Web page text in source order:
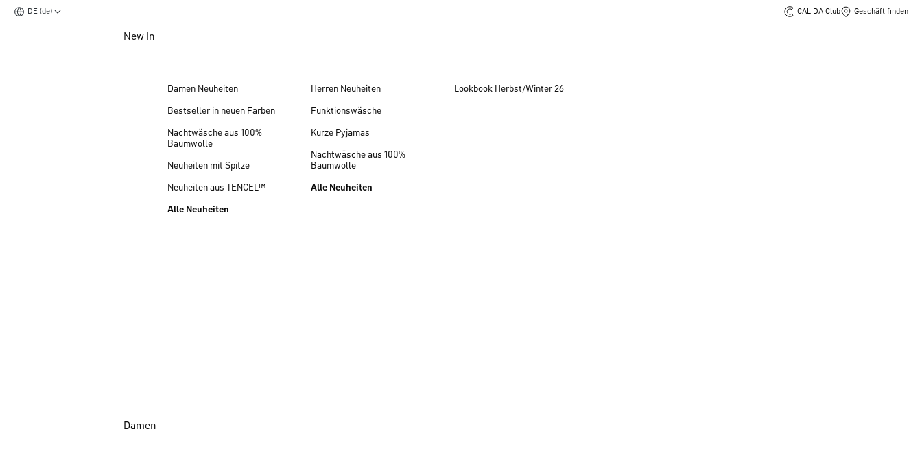
DE (de) CALIDA Club Geschäft finden
Zum Hauptinhalt springenNew In
Damen Neuheiten
Bestseller in neuen Farben
Nachtwäsche aus 100%
Baumwolle
Neuheiten mit Spitze
Neuheiten aus TENCEL™
Alle Neuheiten
Herren Neuheiten
Funktionswäsche
Kurze Pyjamas
Nachtwäsche aus 100%
Baumwolle
Alle Neuheiten
Lookbook Herbst/Winter 26
Damen